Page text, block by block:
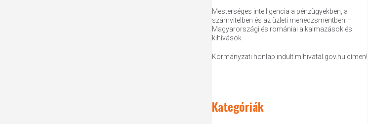
Mesterséges intelligencia a pénzügyekben, a
számvitelben és az üzleti menedzsmentben –
Magyarországi és romániai alkalmazások és
kihívások
Kormányzati honlap indult mihivatal.gov.hu címen!
Kategóriák